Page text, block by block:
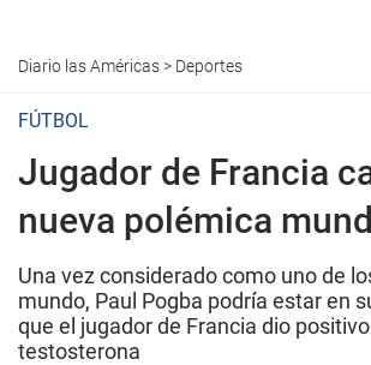
Diario las Américas> Deportes
FÚTBOL
Jugador de Francia
nueva polémica
Una vez considerado como uno de
mundo, Paul Pogba podría estar en
que el jugador de Francia dio
testosterona